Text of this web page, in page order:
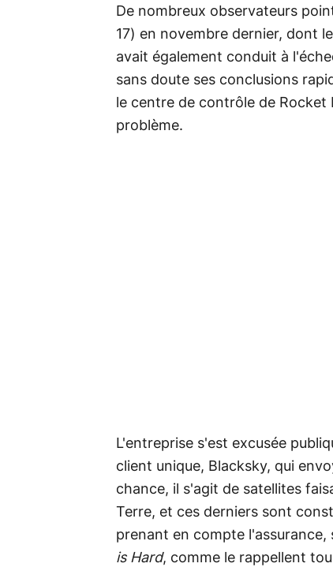
De nombreux observateurs
17) en novembre dernier, dont
avait également conduit à
sans doute ses conclusions
le centre de contrôle de
problème.
L'entreprise s'est excusée
client unique, Blacksky, qui
chance, il s'agit de satellites
Terre, et ces derniers sont
prenant en compte
is Hard, comme le rappellent